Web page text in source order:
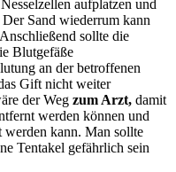
aufplatzen und
Sand wiederrum kann
sollte die
Blutgefäße
an der betroffenen
Gift nicht weiter
der Weg zum Arzt, damit
werden können und
werden kann. Man sollte
Tentakel gefährlich sein